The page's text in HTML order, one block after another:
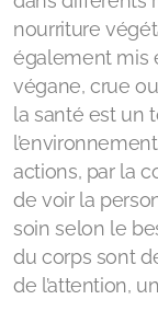
nourriture
également mis
végane, crue
la santé est un
actions, par la
de voir la
soin selon le
du corps sont
de l’attention,